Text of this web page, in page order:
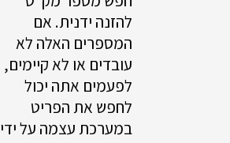
להזנה ידנית. אם
המספרים האלה לא
עובדים או לא קיימים,
לפעמים אתה יכול
לחפש את הפריט
במערכת עצמה על ידי